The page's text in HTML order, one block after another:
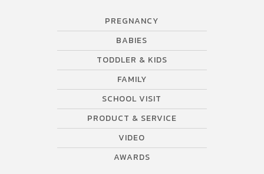
PREGNANCY
BABIES
TODDLER & KIDS
FAMILY
SCHOOL VISIT
PRODUCT & SERVICE
VIDEO
AWARDS